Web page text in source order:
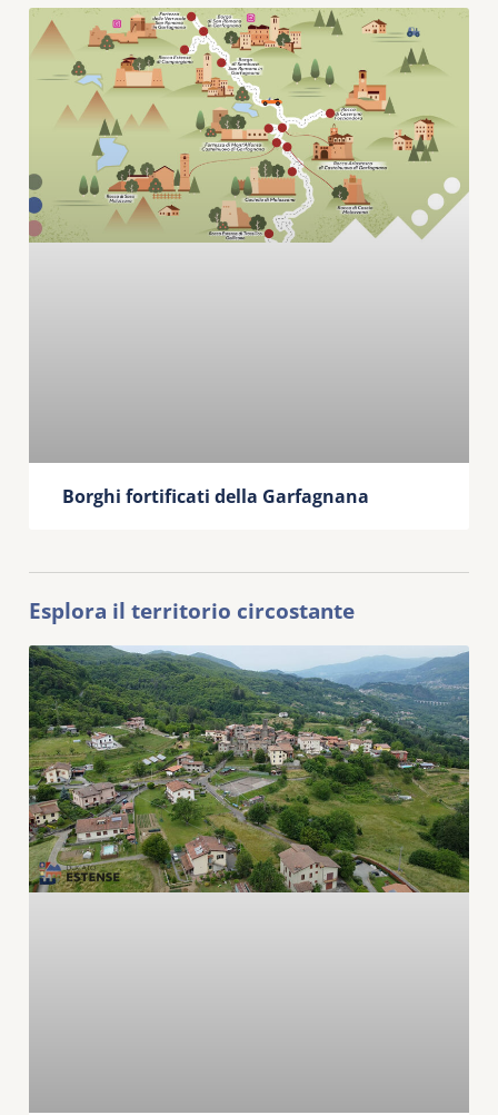
Borghi fortificati della Garfagnana
Esplora il territorio circostante